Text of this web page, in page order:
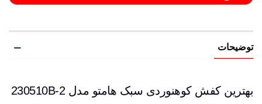
توضیحات
بهترین کفش کوهنوردی سبک هامتو مدل 230510B-2